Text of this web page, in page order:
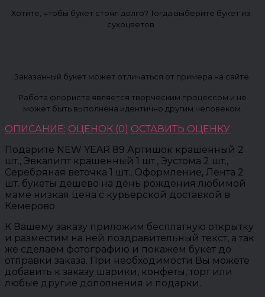
Хотите, чтобы букет стоял долго? Тогда выберите букет из
сухоцветов
Заказанный букет может отличаться от примера на сайте.
Работа флориста является творческим процессом и не
может быть выполнена идентично другим человеком.
ОПИСАНИЕ: ОЦЕНОК (0) ОСТАВИТЬ ОЦЕНКУ
Подарите NEW YEAR 89 Артишок крашенный 2
шт., Эвкалипт крашенный 1 шт., Эустома 2 шт.,
Серебряная веточка 1 шт., Оформление, Лента 2
шт. букеты дешево на день рождения любимой
маме низкая цена с курьерской доставкой в
Кемерово
К Вашему заказу приложим бесплатную открытку
и разместим на ней поздравительный текст, а так
же сделаем фотографию и покажем букет до
отправки заказа. При необходимости Вы можете
добавить к заказу шарики, конфеты, торт или
любые другие дополнения и подарки.